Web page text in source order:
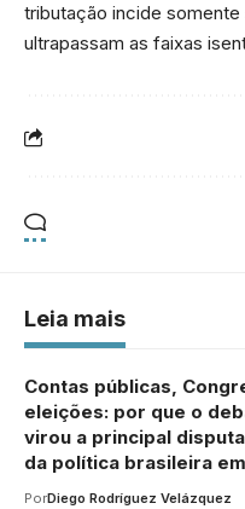
tributação incide
ultrapassam as faixas
Leia mais
Contas públicas,
eleições: por que o
virou a principal
da política brasileira
PorDiego Rodríguez Velázquez